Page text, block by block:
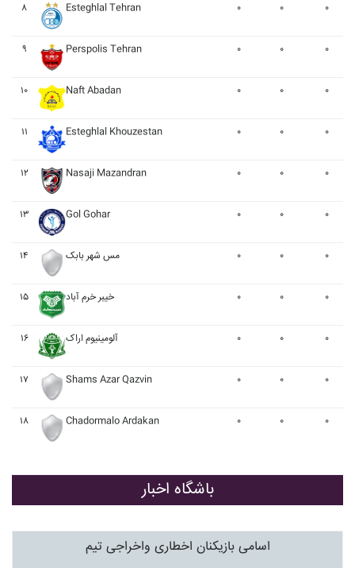
۸ Esteghlal Tehran ۰ ۰ ۰
۹ Perspolis Tehran ۰ ۰ ۰
۱۰ Naft Abadan ۰ ۰ ۰
۱۱ Esteghlal Khouzestan ۰ ۰ ۰
۱۲ Nasaji Mazandran ۰ ۰ ۰
۱۳ Gol Gohar ۰ ۰ ۰
۱۴ مس شهر بابک ۰ ۰ ۰
۱۵ خيبر خرم آباد ۰ ۰ ۰
۱۶ آلومينيوم اراک ۰ ۰ ۰
۱۷ Shams Azar Qazvin ۰ ۰ ۰
۱۸ Chadormalo Ardakan ۰ ۰ ۰
باشگاه اخبار
اسامی بازیکنان اخطاری واخراجی تیم